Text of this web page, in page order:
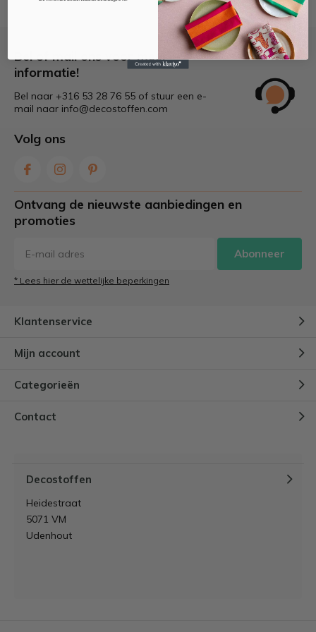
Bel of mail ons voor meer
informatie!
Bel naar +316 53 28 76 55 of stuur een e-
mail naar info@decostoffen.com
Volg ons
Ontvang de nieuwste aanbiedingen en
promoties
Abonneer
* Lees hier de wettelijke beperkingen
Klantenservice
Mijn account
Categorieën
Contact
Decostoffen
Heidestraat
5071 VM
Udenhout